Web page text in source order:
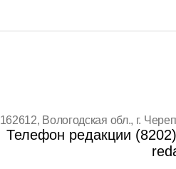
162612, Вологодская обл., г.
Телефон редакции